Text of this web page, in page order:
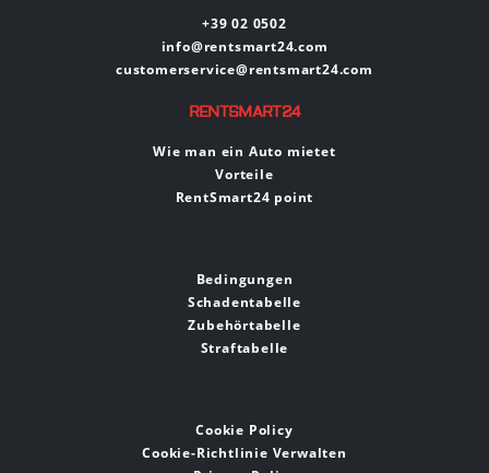
+39 02 0502
info@rentsmart24.com
customerservice@rentsmart24.com
RENTSMART24
Wie man ein Auto mietet
Vorteile
RentSmart24 point
Bedingungen
Schadentabelle
Zubehörtabelle
Straftabelle
Cookie Policy
Cookie-Richtlinie Verwalten